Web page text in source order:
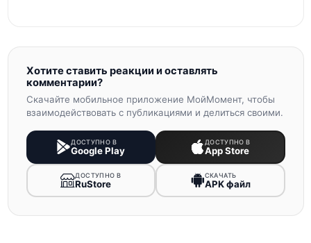
Хотите ставить реакции и оставлять
комментарии?
Скачайте мобильное приложение МойМомент, чтобы
взаимодействовать с публикациями и делиться своими.
ДОСТУПНО В
Google Play
ДОСТУПНО В
App Store
ДОСТУПНО В
RuStore
СКАЧАТЬ
APK файл